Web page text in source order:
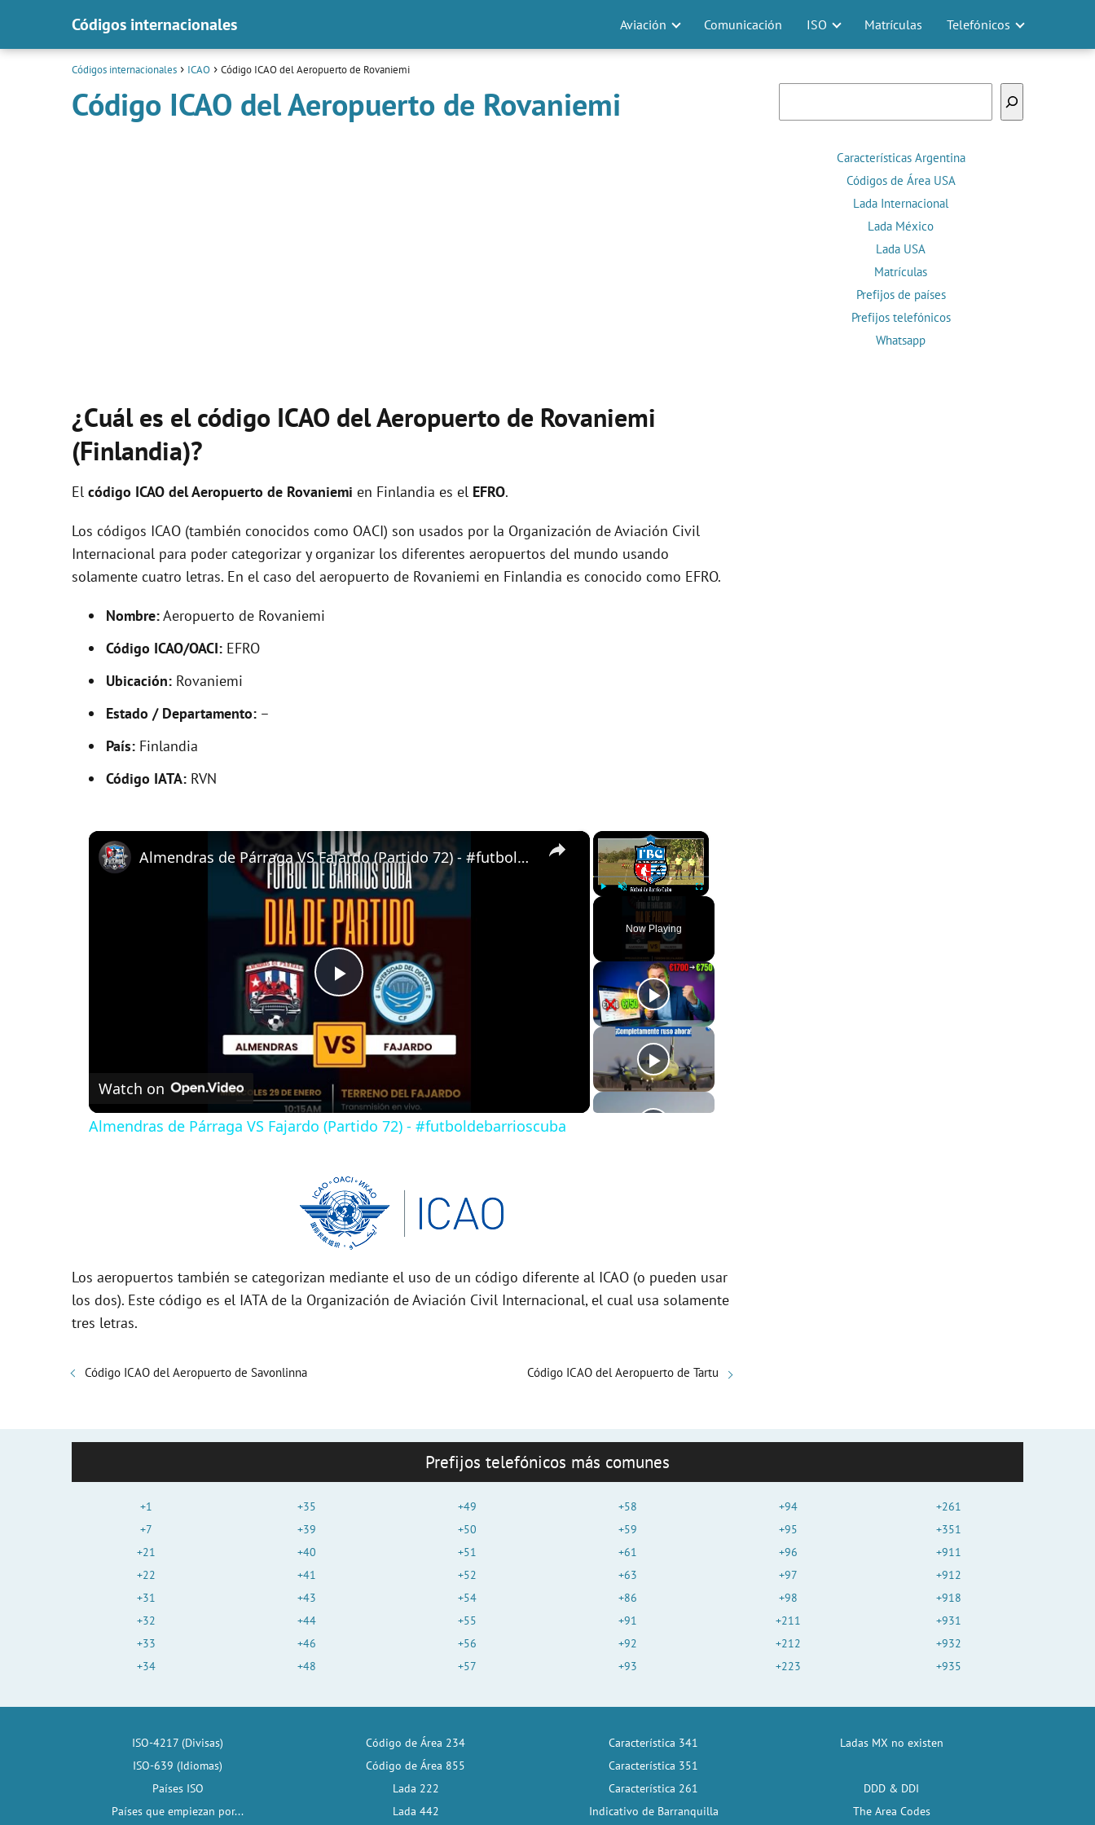
Códigos internacionales Aviación Comunicación ISO Matrículas Telefónicos
Códigos internacionales ICAO Código ICAO del Aeropuerto de Rovaniemi
Código ICAO del Aeropuerto de Rovaniemi
¿Cuál es el código ICAO del Aeropuerto de Rovaniemi
(Finlandia)?
El código ICAO delAeropuerto de Rovaniemi en Finlandia es el EFRO.
Los códigos ICAO (también conocidos como OACI) son usados por la Organización de Aviación Civil
Internacional para poder categorizar y organizar los diferentes aeropuertos del mundo usando
solamente cuatro letras. En el caso del aeropuerto de Rovaniemi en Finlandia es conocido como EFRO.
Nombre:Aeropuerto de Rovaniemi
Código ICAO/OACI: EFRO
Ubicación: Rovaniemi
Estado / Departamento: –
País: Finlandia
Código IATA: RVN
×
Unmute Fullscreen
Now Playing
×
P
l
a
V
i
d
Almendras de Párraga VS Fajardo (Partido 72) - #futboldebarrioscuba
Watch on
Almendras de Párraga VS Fajardo (Partido 72) - #futboldebarrioscuba
Los aeropuertos también se categorizan mediante el uso de un código diferente al ICAO (o pueden usar
los dos). Este código es el IATA de la Organización de Aviación Civil Internacional, el cual usa solamente
tres letras.
Código ICAO del Aeropuerto de Savonlinna Código ICAO del Aeropuerto de Tartu
Características Argentina
Códigos de Área USA
Lada Internacional
Lada México
Lada USA
Matrículas
Prefijos de países
Prefijos telefónicos
Whatsapp
Prefijos telefónicos más comunes
+1
+7
+21
+22
+31
+32
+33
+34
+35
+39
+40
+41
+43
+44
+46
+48
+49
+50
+51
+52
+54
+55
+56
+57
+58
+59
+61
+63
+86
+91
+92
+93
+94
+95
+96
+97
+98
+211
+212
+223
+261
+351
+911
+912
+918
+931
+932
+935
ISO-4217 (Divisas)
ISO-639 (Idiomas)
Países ISO
Países que empiezan por...
Código de Área 234
Código de Área 855
Lada 222
Lada 442
Característica 341
Característica 351
Característica 261
Indicativo de Barranquilla
Ladas MX no existen
DDD & DDI
The Area Codes